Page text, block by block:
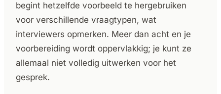
begint hetzelfde voorbeeld te hergebruiken
voor verschillende vraagtypen, wat
interviewers opmerken. Meer dan acht en je
voorbereiding wordt oppervlakkig; je kunt ze
allemaal niet volledig uitwerken voor het
gesprek.